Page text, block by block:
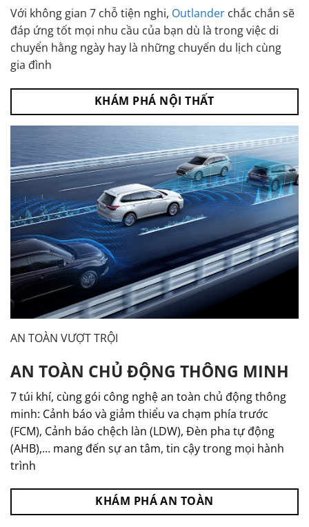
Với không gian 7 chỗ tiện nghi, Outlander chắc chắn sẽ
đáp ứng tốt mọi nhu cầu của bạn dù là trong việc di
chuyển hằng ngày hay là những chuyến du lịch cùng
gia đình
KHÁM PHÁ NỘI THẤT
AN TOÀN VƯỢT TRỘI
AN TOÀN CHỦ ĐỘNG THÔNG MINH
7 túi khí, cùng gói công nghệ an toàn chủ động thông
minh: Cảnh báo và giảm thiểu va chạm phía trước
(FCM), Cảnh báo chệch làn (LDW), Đèn pha tự động
(AHB),… mang đến sự an tâm, tin cậy trong mọi hành
trình
KHÁM PHÁ AN TOÀN